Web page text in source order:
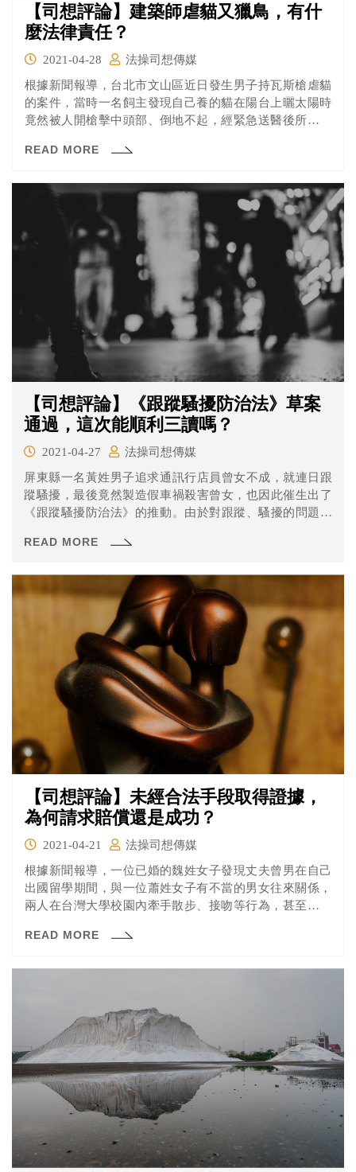
【司想評論】建築師虐貓又獵鳥，有什
麼法律責任？
2021-04-28
法操司想傳媒
根據新聞報導，台北市文山區近日發生男子持瓦斯槍虐貓
的案件，當時一名飼主發現自己養的貓在陽台上曬太陽時
竟然被人開槍擊中頭部、倒地不起，經緊急送醫後所幸沒
虐貓後還去附近的公園射擊小鳥，現在男子被警方依違反
嗎？來看看法操的分析。
READ MORE
【司想評論】《跟蹤騷擾防治法》草案
通過，這次能順利三讀嗎？
2021-04-27
法操司想傳媒
屏東縣一名黃姓男子追求通訊行店員曾女不成，就連日跟
蹤騷擾，最後竟然製造假車禍殺害曾女，也因此催生出了
《跟蹤騷擾防治法》的推動。由於對跟蹤、騷擾的問題我
會大眾的矚目，內容有什麼呢？一起來看看吧！
READ MORE
【司想評論】未經合法手段取得證據，
為何請求賠償還是成功？
2021-04-21
法操司想傳媒
根據新聞報導，一位已婚的魏姓女子發現丈夫曾男在自己
出國留學期間，與一位蕭姓女子有不當的男女往來關係，
兩人在台灣大學校園內牽手散步、接吻等行為，甚至都被
民事訴訟，告兩人侵害其配偶權。但是其實魏女所提出的
READ MORE